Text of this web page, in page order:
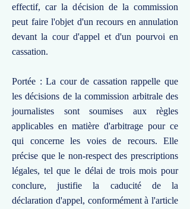
effectif, car la décision de la commission
peut faire l'objet d'un recours en annulation
devant la cour d'appel et d'un pourvoi en
cassation.
Portée : La cour de cassation rappelle que
les décisions de la commission arbitrale des
journalistes sont soumises aux règles
applicables en matière d'arbitrage pour ce
qui concerne les voies de recours. Elle
précise que le non-respect des prescriptions
légales, tel que le délai de trois mois pour
conclure, justifie la caducité de la
déclaration d'appel, conformément à l'article